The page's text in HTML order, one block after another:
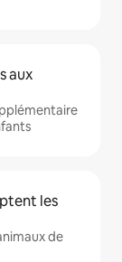
aux
les
de